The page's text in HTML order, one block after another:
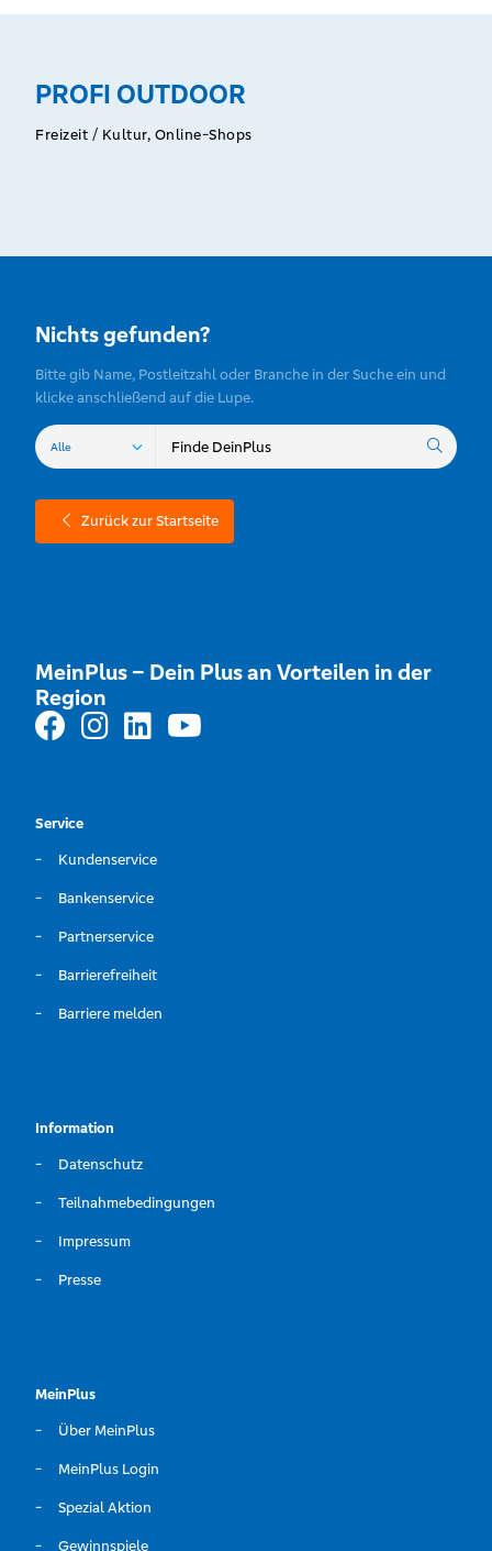
PROFI OUTDOOR
Freizeit / Kultur, Online-Shops
Nichts gefunden?
Bitte gib Name, Postleitzahl oder Branche in der Suche ein und
klicke anschließend auf die Lupe.
Zurück zur Startseite
MeinPlus – Dein Plus an Vorteilen in der
Region
Service
Kundenservice
Bankenservice
Partnerservice
Barrierefreiheit
Barriere melden
Information
Datenschutz
Teilnahmebedingungen
Impressum
Presse
MeinPlus
Über MeinPlus
MeinPlus Login
Spezial Aktion
Gewinnspiele